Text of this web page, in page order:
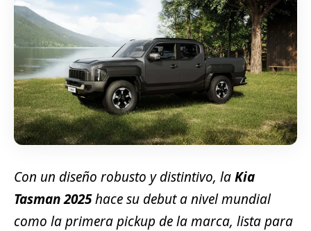
Con un diseño robusto y distintivo, laKia
Tasman 2025hace su debut a nivel mundial
como la primera pickup de la marca, lista para